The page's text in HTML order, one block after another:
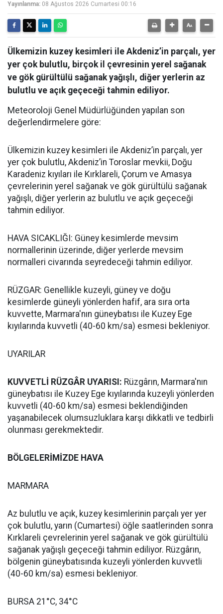
Yayınlanma: 08 Ağustos 2026 Cumartesi 00:16
Ülkemizin kuzey kesimleri ile Akdeniz’in parçalı, yer
yer çok bulutlu, birçok il çevresinin yerel sağanak
ve gök gürültülü sağanak yağışlı, diğer yerlerin az
bulutlu ve açık geçeceği tahmin ediliyor.
Meteoroloji Genel Müdürlüğünden yapılan son
değerlendirmelere göre:
Ülkemizin kuzey kesimleri ile Akdeniz’in parçalı, yer
yer çok bulutlu, Akdeniz’in Toroslar mevkii, Doğu
Karadeniz kıyıları ile Kırklareli, Çorum ve Amasya
çevrelerinin yerel sağanak ve gök gürültülü sağanak
yağışlı, diğer yerlerin az bulutlu ve açık geçeceği
tahmin ediliyor.
HAVA SICAKLIĞI: Güney kesimlerde mevsim
normallerinin üzerinde, diğer yerlerde mevsim
normalleri civarında seyredeceği tahmin ediliyor.
RÜZGAR: Genellikle kuzeyli, güney ve doğu
kesimlerde güneyli yönlerden hafif, ara sıra orta
kuvvette, Marmara'nın güneybatısı ile Kuzey Ege
kıyılarında kuvvetli (40-60 km/sa) esmesi bekleniyor.
UYARILAR
KUVVETLİ RÜZGÂR UYARISI: Rüzgârın, Marmara'nın
güneybatısı ile Kuzey Ege kıyılarında kuzeyli yönlerden
kuvvetli (40-60 km/sa) esmesi beklendiğinden
yaşanabilecek olumsuzluklara karşı dikkatli ve tedbirli
olunması gerekmektedir.
BÖLGELERİMİZDE HAVA
MARMARA
Az bulutlu ve açık, kuzey kesimlerinin parçalı yer yer
çok bulutlu, yarın (Cumartesi) öğle saatlerinden sonra
Kırklareli çevrelerinin yerel sağanak ve gök gürültülü
sağanak yağışlı geçeceği tahmin ediliyor. Rüzgârın,
bölgenin güneybatısında kuzeyli yönlerden kuvvetli
(40-60 km/sa) esmesi bekleniyor.
BURSA 21°C, 34°C